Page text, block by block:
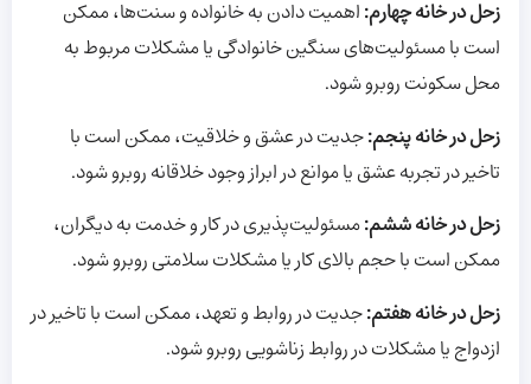
زحل در خانه چهارم:اهمیت دادن به خانواده و سنت‌ها، ممکن
است با مسئولیت‌های سنگین خانوادگی یا مشکلات مربوط به
محل سکونت روبرو شود.
زحل در خانه پنجم:جدیت در عشق و خلاقیت، ممکن است با
تاخیر در تجربه عشق یا موانع در ابراز وجود خلاقانه روبرو شود.
زحل در خانه ششم:مسئولیت‌پذیری در کار و خدمت به دیگران،
ممکن است با حجم بالای کار یا مشکلات سلامتی روبرو شود.
زحل در خانه هفتم:جدیت در روابط و تعهد، ممکن است با تاخیر در
ازدواج یا مشکلات در روابط زناشویی روبرو شود.